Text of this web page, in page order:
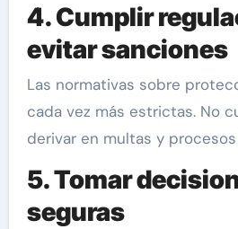
4. Cumplir
evitar sanciones
Las normativas sobre
cada vez más estrictas. No
derivar en multas y procesos
5. Tomar
seguras